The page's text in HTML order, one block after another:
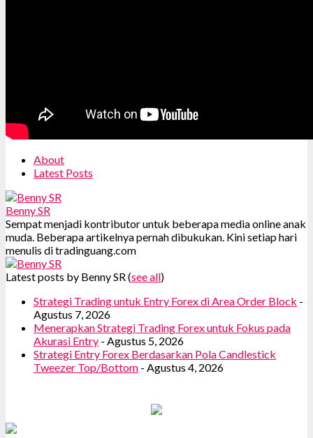
About
Latest Posts
Benny SR
Sempat menjadi kontributor untuk beberapa media online anak
muda. Beberapa artikelnya pernah dibukukan. Kini setiap hari
menulis di tradinguang.com
Latest posts by Benny SR (see all)
Strategi Trading untuk Entry Forex di Area Order Block -
Agustus 7, 2026
Menerapkan Strategi Trading Forex untuk Fokus pada
Akurasi Entry - Agustus 5, 2026
Strategi Entry Forex Berdasarkan Pola Candlestick
Tweezer Top/Bottom - Agustus 4, 2026